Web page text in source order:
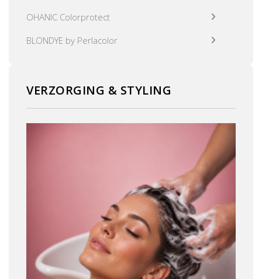
OHANIC Colorprotect
BLONDYE by Perlacolor
VERZORGING & STYLING